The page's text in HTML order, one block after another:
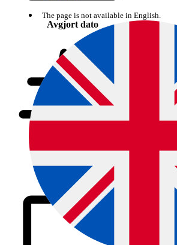
The page is not available in English.
Avgjort dato
Saksnummer
2020/